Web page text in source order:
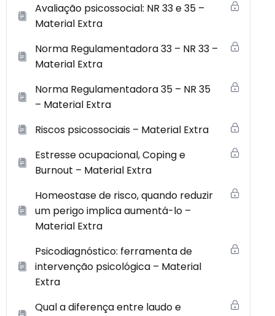
Avaliação psicossocial: NR 33 e 35 –
Material Extra
Norma Regulamentadora 33 – NR 33 –
Material Extra
Norma Regulamentadora 35 – NR 35
– Material Extra
Riscos psicossociais – Material Extra
Estresse ocupacional, Coping e
Burnout – Material Extra
Homeostase de risco, quando reduzir
um perigo implica aumentá-lo –
Material Extra
Psicodiagnóstico: ferramenta de
intervenção psicológica – Material
Extra
Qual a diferença entre laudo e